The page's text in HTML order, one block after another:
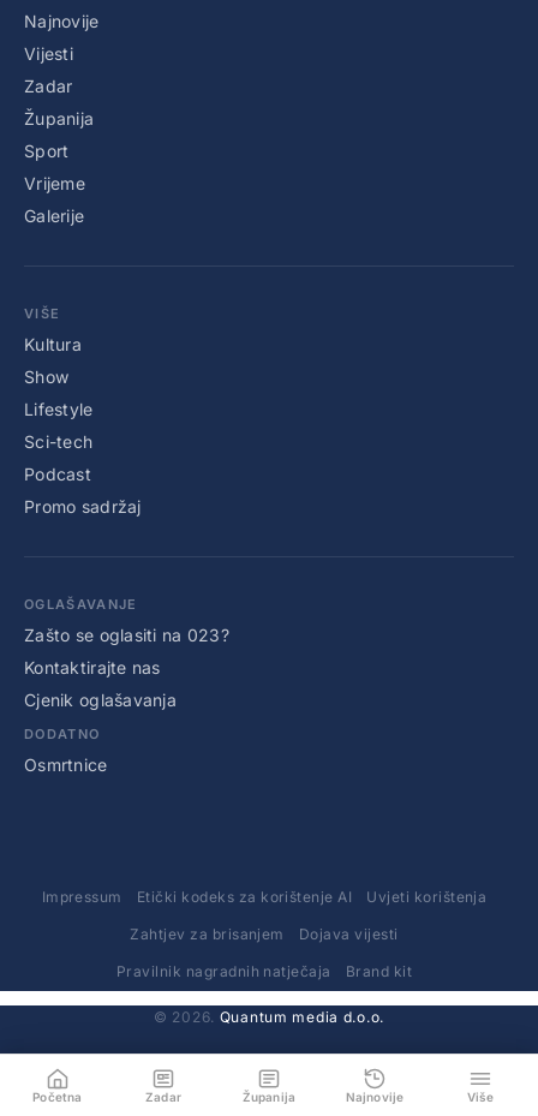
Najnovije
Vijesti
Zadar
Županija
Sport
Vrijeme
Galerije
VIŠE
Kultura
Show
Lifestyle
Sci-tech
Podcast
Promo sadržaj
OGLAŠAVANJE
Zašto se oglasiti na 023?
Kontaktirajte nas
Cjenik oglašavanja
DODATNO
Osmrtnice
Impressum Etički kodeks za korištenje AI Uvjeti korištenja
Zahtjev za brisanjem Dojava vijesti
Pravilnik nagradnih natječaja Brand kit
© 2026. Quantum media d.o.o.
Početna Zadar Županija Najnovije Više